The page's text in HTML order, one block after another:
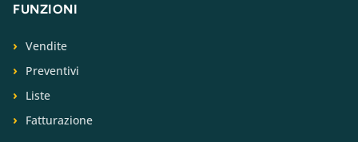
FUNZIONI
Vendite
Preventivi
Liste
Fatturazione